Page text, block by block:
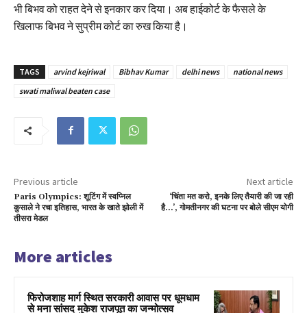
भी बिभव को राहत देने से इनकार कर दिया। अब हाईकोर्ट के फैसले के
खिलाफ बिभव ने सुप्रीम कोर्ट का रुख किया है।
TAGS arvind kejriwal Bibhav Kumar delhi news
national news
swati maliwal beaten case
Previous article
Paris Olympics: शूटिंग में स्वप्निल
कुसाले ने रचा इतिहास, भारत के खाते झोली में
तीसरा मेडल
Next article
‘चिंता मत करो, इनके लिए तैयारी की जा रही
है…’, गोमतीनगर की घटना पर बोले सीएम योगी
More articles
फिरोजशाह मार्ग स्थित सरकारी आवास पर धूमधाम
से मना सांसद मुकेश राजपूत का जन्मोत्सव